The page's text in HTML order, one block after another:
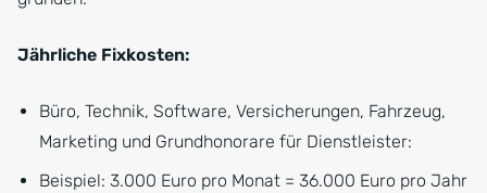
Jährliche Fixkosten:
Büro, Technik, Software, Versicherungen, Fahrzeug,
Marketing und Grundhonorare für Dienstleister:
Beispiel: 3.000 Euro pro Monat = 36.000 Euro pro Jahr